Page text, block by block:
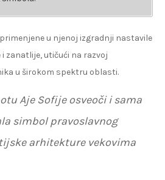
u njenoj izgradnji nastavile
zanatlije, utičući na razvoj
u širokom spektru oblasti.
Aje Sofije osveoči i sama
simbol pravoslavnog
arhitekture vekovima